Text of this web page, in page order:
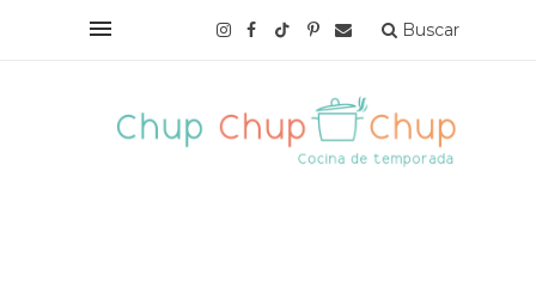
Buscar